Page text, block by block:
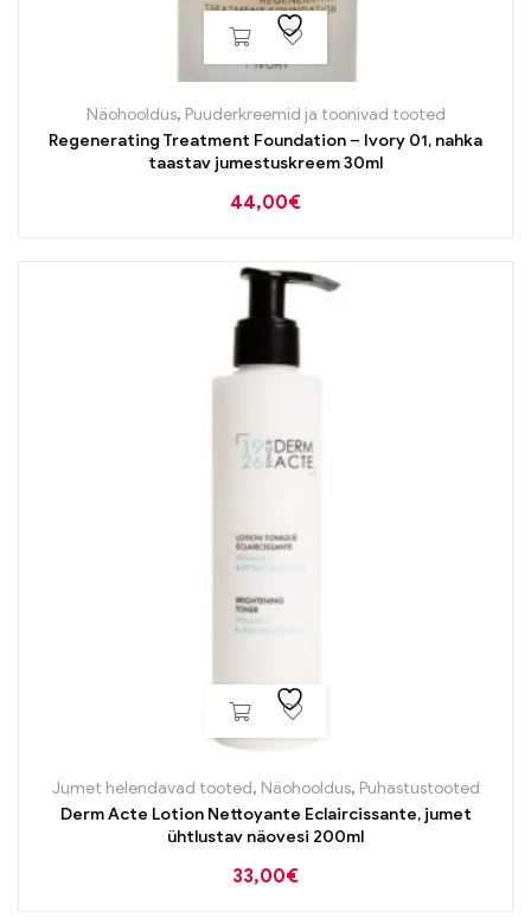
Näohooldus, Puuderkreemid ja toonivad tooted
Regenerating Treatment Foundation – Ivory 01, nahka
taastav jumestuskreem 30ml
44,00€
Jumet helendavad tooted, Näohooldus, Puhastustooted
Derm Acte Lotion Nettoyante Eclaircissante, jumet
ühtlustav näovesi 200ml
33,00€